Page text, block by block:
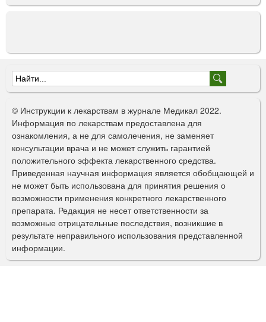
Ф
о
р
м
а
п
о
и
с
к
© Инструкции к лекарствам в журнале Медикал 2022.
Информация по лекарствам предоставлена для
ознакомления, а не для самолечения, не заменяет
консультации врача и не может служить гарантией
положительного эффекта лекарственного средства.
Приведенная научная информация является обобщающей и
не может быть использована для принятия решения о
возможности применения конкретного лекарственного
препарата. Редакция не несет ответственности за
возможные отрицательные последствия, возникшие в
результате неправильного использования представленной
информации.